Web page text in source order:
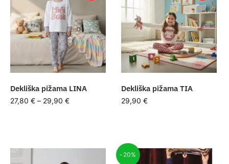
Dekliška pižama LINA
27,80 € – 29,90 €
Dekliška pižama TIA
29,90€
-20%